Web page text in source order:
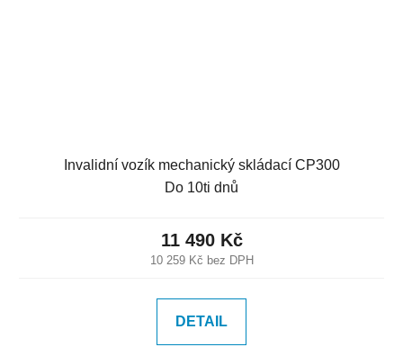
Invalidní vozík mechanický skládací CP300
Do 10ti dnů
10 259 Kč bez DPH
11 490 Kč
DETAIL